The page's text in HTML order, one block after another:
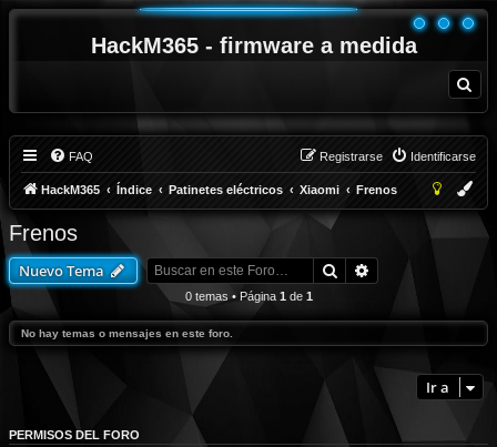
HackM365 - firmware a medida
u
FAQ Identificarse
Registrarse
HackM365 Índice Patinetes eléctricos Xiaomi Frenos
Frenos
Nuevo Tema Buscar
0 temas • Página 1 de 1
No hay temas o mensajes en este foro.
Ir a
PERMISOS DEL FORO